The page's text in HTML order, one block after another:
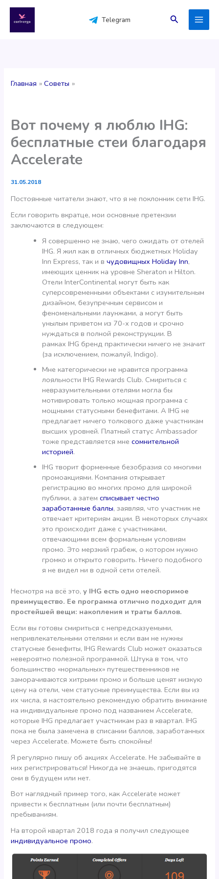
содержимому
Telegram Поиск
Главная Советы
Вот почему я люблю IHG:
бесплатные стеи благодаря
Accelerate
31.05.2018
Постоянные читатели знают, что я не поклонник сети IHG.
Если говорить вкратце, мои основные претензии
заключаются в следующем:
Я совершенно не знаю, чего ожидать от отелей
IHG. Я жил как в отличных бюджетных Holiday
Inn Express, так и вчудовищных Holiday Inn,
имеющих ценник на уровне Sheraton и Hilton.
Отели InterContinental могут быть как
суперсовременными объектами с изумительным
дизайном, безупречным сервисом и
феноменальными лаунжами, а могут быть
унылым приветом из 70-х годов и срочно
нуждаться в полной реконструкции. В
рамках IHG бренд практически ничего не значит
(за исключением, пожалуй, Indigo).
Мне категорически не нравится программа
лояльности IHG Rewards Club. Смириться с
невразумительными отелями могла бы
мотивировать только мощная программа с
мощными статусными бенефитами. А IHG не
предлагает ничего толкового даже участникам
высших уровней. Платный статус Ambassador
тоже представляется мнесомнительной
историей.
IHG творит форменные безобразия со многими
промоакциями. Компания открывает
регистрацию во многих промо для широкой
публики, а затемсписывает честно
заработанные баллы, заявляя, что участник не
отвечает критериям акции. В некоторых случаях
это происходит даже с участниками,
отвечающими всем формальным условиям
промо. Это мерзкий грабеж, о котором нужно
громко и открыто говорить. Ничего подобного
я не видел ни в одной сети отелей.
Несмотря на всё это,у IHG есть одно неоспоримое
преимущество. Ее программа отлично подходит для
простейшей вещи: накопления и траты баллов.
Если вы готовы смириться с непредсказуемыми,
непривлекательными отелями и если вам не нужны
статусные бенефиты, IHG Rewards Club может оказаться
невероятно полезной программой. Штука в том, что
большинство «нормальных» путешественников не
заморачиваются хитрыми промо и больше ценят низкую
цену на отели, чем статусные преимущества. Если вы из
их числа, я настоятельно рекомендую обратить внимание
на индивидуальные промо под названием Accelerate,
которые IHG предлагает участникам раз в квартал. IHG
пока не была замечена в списании баллов, заработанных
через Accelerate. Можете быть спокойны!
Я регулярно пишу об акциях Accelerate. Не забывайте в
них регистрироваться! Никогда не знаешь, пригодятся
они в будущем или нет.
Вот наглядный пример того, как Accelerate может
привести к бесплатным (или почти бесплатным)
пребываниям.
На второй квартал 2018 года я получил следующее
индивидуальное промо.